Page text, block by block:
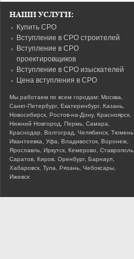
НАШИ УСЛУГИ:
Купить СРО
Вступление в СРО строителей
Вступление в СРО
проектировщиков
Вступление в СРО изыскателей
Цена вступления в СРО
Мы работаем по всем городам: Москва,
Санкт-Петербург, Екатеринбург, Казань,
Новосибирск, Ростов-на-Дону, Красноярск,
Нижний Новгород, Пермь, Самара,
Краснодар, Волгоград, Челябинск, Тюмень,
Ивантеевка, Уфа, Владивосток, Воронеж,
Ярославль, Иркутск, Кемерово, Ставрополь,
Саратов, Киров, Оренбург, Барнаул,
Хабаровск, Тула, Рязань, Чебоксары,
Ижевск